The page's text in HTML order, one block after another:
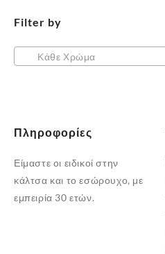
Filter by
Κάθε Χρώμα
Πληροφορίες
Είμαστε οι ειδικοί στην
κάλτσα και το εσώρουχο, με
εμπειρία 30 ετών.